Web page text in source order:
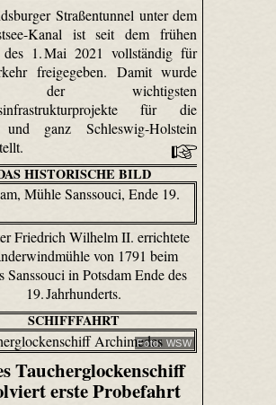
Straßentunnel unter dem
Kanal ist seit dem frühen
1. Mai 2021 vollständig für
freigegeben. Damit wurde
der wichtigsten
für die
ganz Schleswig-Holstein
HISTORISCHE BILD
Friedrich Wilhelm II. errichtete
von 1791 beim
Sanssouci in Potsdam Ende des
19. Jahrhunderts.
SCHIFFFAHRT
Foto: WSW
Taucherglockenschiff
erste Probefahrt